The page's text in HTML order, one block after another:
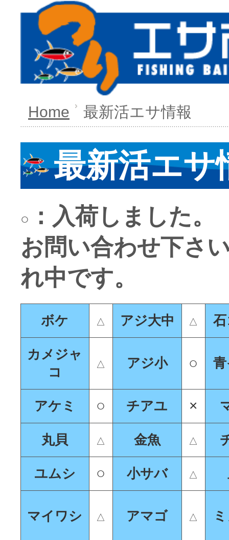
Home 最新活エサ情報
最新活エサ
○
：入荷しまし
お問い合わせ下
れ中です。
ボケ △ アジ大中 △
カメジャ
コ
△ アジ小 ○
アケミ ○ チアユ ×
丸貝 △ 金魚 △
ユムシ ○ 小サバ △
マイワシ △ アマゴ △